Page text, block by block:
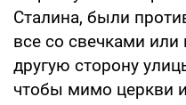
Сталина, были
все со свечками
другую сторону
чтобы мимо церкви